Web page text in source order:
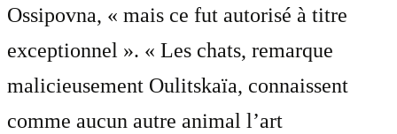
Ossipovna, « mais ce fut autorisé à titre
exceptionnel ». « Les chats, remarque
malicieusement Oulitskaïa, connaissent
comme aucun autre animal l’art